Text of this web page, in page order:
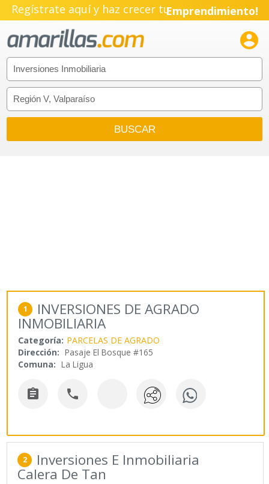
Regístrate aquí y haz crecer tuEmprendimiento!

1 INVERSIONES DE AGRADO
INMOBILIARIA
Categoría: PARCELAS DE AGRADO
Dirección: Pasaje El Bosque #165
Comuna: La Ligua
 
2 Inversiones E Inmobiliaria
Calera De Tan